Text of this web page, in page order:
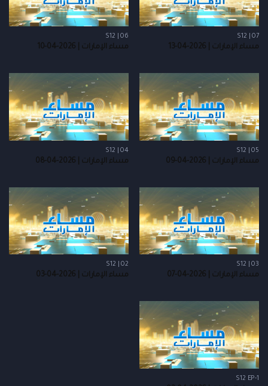
S12 | 07
مساء الإمارات | 2026-04-13
S12 | 06
مساء الإمارات | 2026-04-10
S12 | 05
مساء الإمارات | 2026-04-09
S12 | 04
مساء الإمارات | 2026-04-08
S12 | 03
مساء الإمارات | 2026-04-07
S12 | 02
مساء الإمارات | 2026-04-03
S12 EP-1